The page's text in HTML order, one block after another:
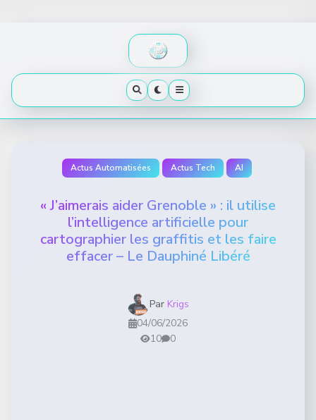
Actus Automatisées Actus Tech AI
« J’aimerais aider Grenoble » : il utilise
l’intelligence artificielle pour
cartographier les graffitis et les faire
effacer – Le Dauphiné Libéré
Par Krigs
04/06/2026
10
0